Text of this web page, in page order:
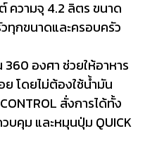
ความจุ 4.2 ลิตร ขนาด
ทุกขนาดและครอบครัว
องศา ช่วยให้อาหาร
โดยไม่ต้องใช้น้ำมัน
สั่งการได้ทั้ง
คุม และหมุนปุ่ม QUICK